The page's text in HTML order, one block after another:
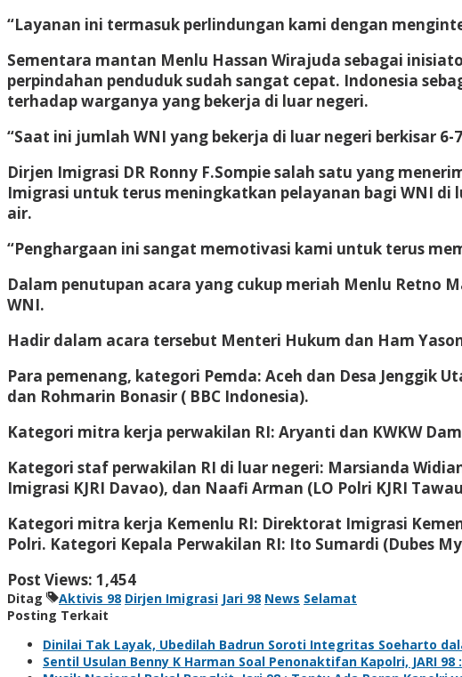
“Layanan ini termasuk perlindungan kami dengan
Sementara mantan Menlu Hassan Wirajuda sebagai
perpindahan penduduk sudah sangat cepat. Indonesia
terhadap warganya yang bekerja di luar negeri.
“Saat ini jumlah WNI yang bekerja di luar negeri berkisar
Dirjen Imigrasi DR Ronny F.Sompie salah satu yang
Imigrasi untuk terus meningkatkan pelayanan bagi WNI
air.
“Penghargaan ini sangat memotivasi kami untuk terus
Dalam penutupan acara yang cukup meriah Menlu Retno
WNI.
Hadir dalam acara tersebut Menteri Hukum dan Ham
Para pemenang, kategori Pemda: Aceh dan Desa Jenggik
dan Rohmarin Bonasir ( BBC Indonesia).
Kategori mitra kerja perwakilan RI: Aryanti dan KWKW
Kategori staf perwakilan RI di luar negeri: Marsianda
Imigrasi KJRI Davao), dan Naafi Arman (LO Polri KJRI
Kategori mitra kerja Kemenlu RI: Direktorat Imigrasi
Polri. Kategori Kepala Perwakilan RI: Ito Sumardi (Dubes
Post Views: 1,454
Ditag Aktivis 98 Dirjen Imigrasi Jari 98 News Selamat
Posting Terkait
Dinilai Tak Layak, Ubedilah Badrun Soroti Integritas Soeharto
Sentil Usulan Benny K Harman Soal Penonaktifan Kapolri, JARI